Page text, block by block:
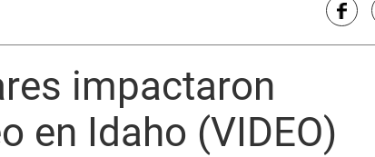
impactaron
en Idaho (VIDEO)